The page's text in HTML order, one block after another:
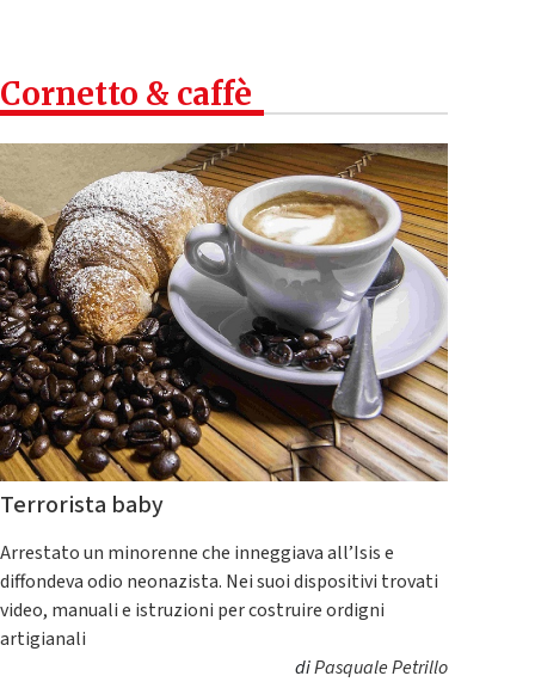
Cornetto & caffè
Terrorista baby
Arrestato un minorenne che inneggiava all’Isis e
diffondeva odio neonazista. Nei suoi dispositivi trovati
video, manuali e istruzioni per costruire ordigni
artigianali
diPasquale Petrillo